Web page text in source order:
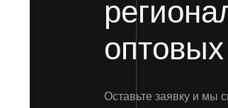
Оставьте заявку и мы